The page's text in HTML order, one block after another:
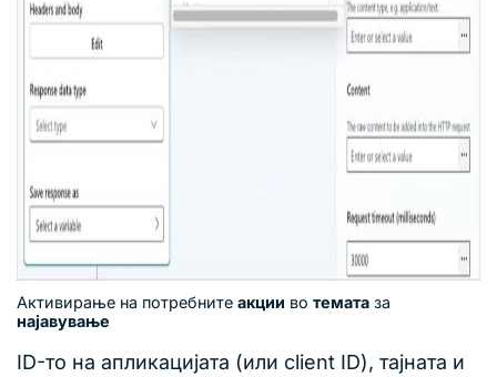
Активирање на потребните акции во темата за
најавување
ID-то на апликацијата (или client ID), тајната и